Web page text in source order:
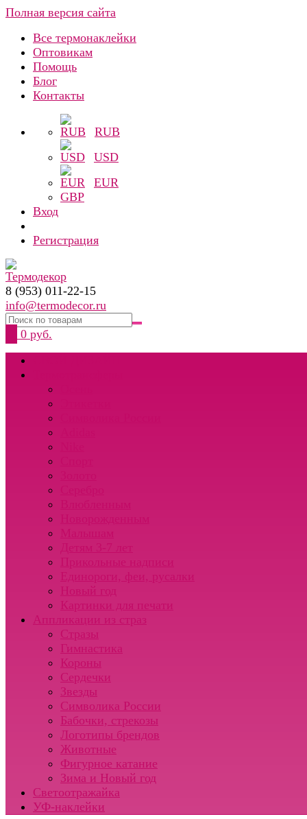
Полная версия сайта
Все термонаклейки
Оптовикам
Помощь
Блог
Контакты
RUB
USD
EUR
GBP
Вход
Регистрация
8 (953) 011-22-15
info@termodecor.ru
0 руб.
Детям 3-7 лет
Прикольные надписи
Единороги, феи, русалки
Новый год
Картинки для печати
Аппликации из страз
Стразы
Гимнастика
Короны
Сердечки
Звезды
Символика России
Бабочки, стрекозы
Логотипы брендов
Животные
Фигурное катание
Зима и Новый год
Светоотражайка
УФ-наклейки